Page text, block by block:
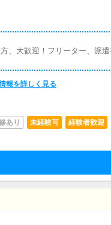
、大歓迎！フリーター、派遣
報を詳しく見る
あり 未経験可 経験者歓迎